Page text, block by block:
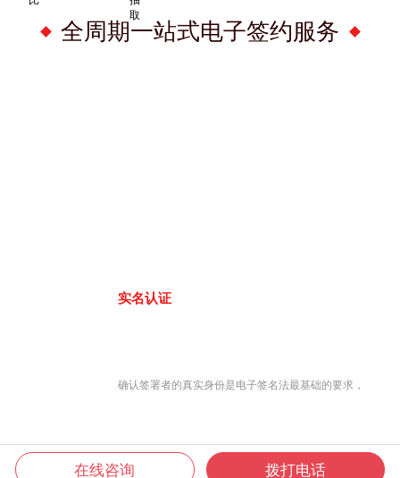
全周期一站式电子签约服务
实名认证
确认签署者的真实身份是电子签名法最基础的要求，
在线咨询 拨打电话